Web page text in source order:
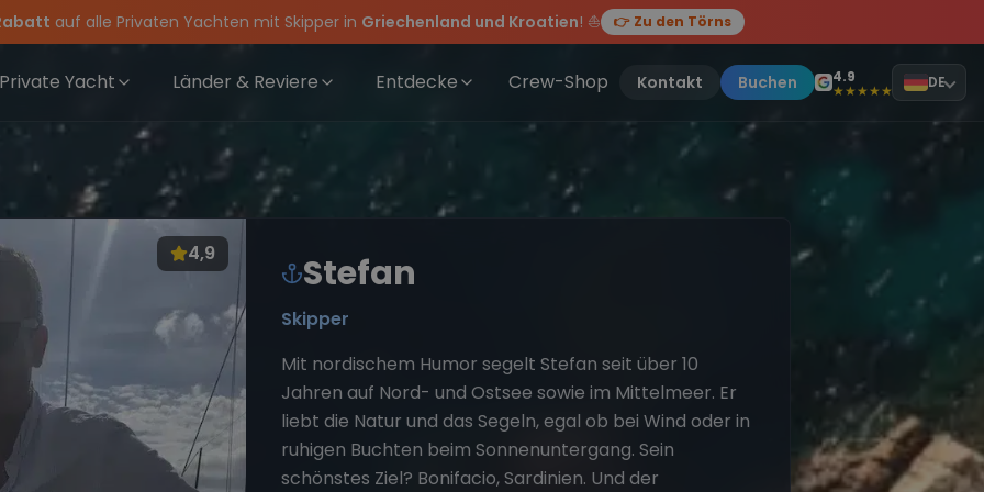
auf alle Privaten Yachten mit Skipper in Griechenland und Kroatien! ⛵ 👉 Zu den Törns
für Deinen Törn!
mehr Sowie20€ Rabatt auf deinen ersten Törn!
die Törns, die Crew und die besten Geschichten des Jahres, sei dabei.
Private Yacht Länder & Reviere Entdecke Crew-Shop Kontakt Buchen 4.9
★★★★★ DE
4,9 Stefan
Skipper
Mit nordischem Humor segelt Stefan seit über 10
Jahren auf Nord- und Ostsee sowie im Mittelmeer. Er
liebt die Natur und das Segeln, egal ob bei Wind oder in
ruhigen Buchten beim Sonnenuntergang. Sein
schönstes Ziel? Bonifacio, Sardinien. Und der